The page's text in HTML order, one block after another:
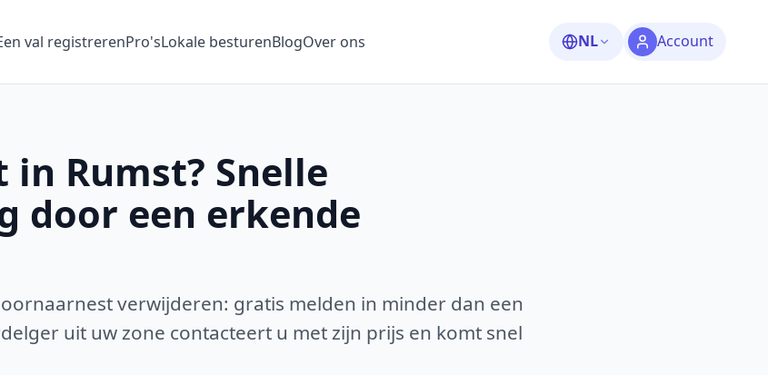
val registrerenPro'sLokale besturenBlogOver ons NL Account
in Rumst? Snelle
door een erkende
verwijderen: gratis melden in minder dan een
uit uw zone contacteert u met zijn prijs en komt snel